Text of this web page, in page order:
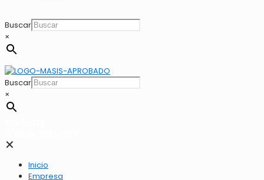
Buscar
×
Buscar
×
✕
Inicio
Empresa